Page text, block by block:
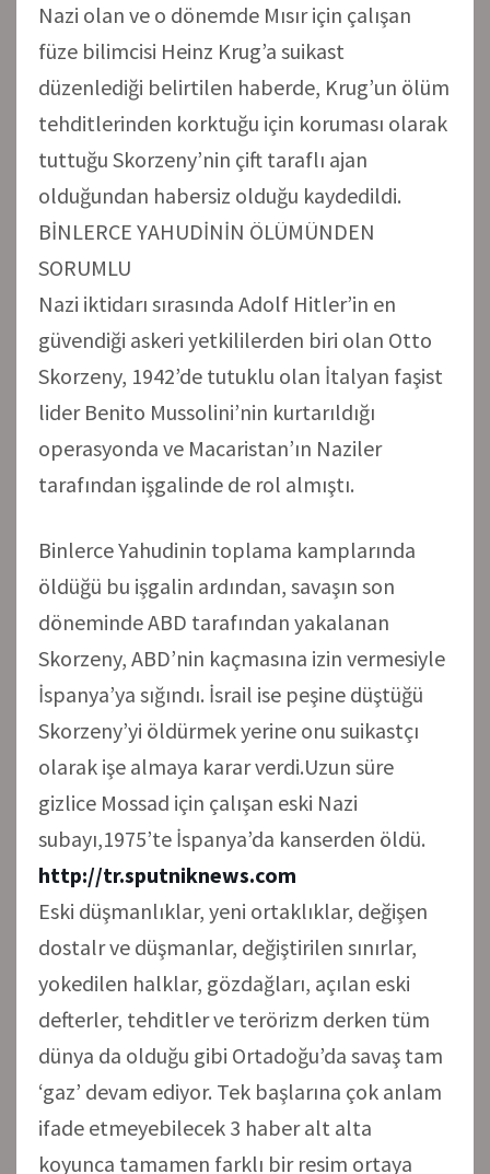
Nazi olan ve o dönemde Mısır için çalışan
füze bilimcisi Heinz Krug’a suikast
düzenlediği belirtilen haberde, Krug’un ölüm
tehditlerinden korktuğu için koruması olarak
tuttuğu Skorzeny’nin çift taraflı ajan
olduğundan habersiz olduğu kaydedildi.
BİNLERCE YAHUDİNİN ÖLÜMÜNDEN
SORUMLU
Nazi iktidarı sırasında Adolf Hitler’in en
güvendiği askeri yetkililerden biri olan Otto
Skorzeny, 1942’de tutuklu olan İtalyan faşist
lider Benito Mussolini’nin kurtarıldığı
operasyonda ve Macaristan’ın Naziler
tarafından işgalinde de rol almıştı.
Binlerce Yahudinin toplama kamplarında
öldüğü bu işgalin ardından, savaşın son
döneminde ABD tarafından yakalanan
Skorzeny, ABD’nin kaçmasına izin vermesiyle
İspanya’ya sığındı. İsrail ise peşine düştüğü
Skorzeny’yi öldürmek yerine onu suikastçı
olarak işe almaya karar verdi.Uzun süre
gizlice Mossad için çalışan eski Nazi
subayı,1975’te İspanya’da kanserden öldü.
http://tr.sputniknews.com
Eski düşmanlıklar, yeni ortaklıklar, değişen
dostalr ve düşmanlar, değiştirilen sınırlar,
yokedilen halklar, gözdağları, açılan eski
defterler, tehditler ve terörizm derken tüm
dünya da olduğu gibi Ortadoğu’da savaş tam
‘gaz’ devam ediyor. Tek başlarına çok anlam
ifade etmeyebilecek 3 haber alt alta
koyunca tamamen farklı bir resim ortaya